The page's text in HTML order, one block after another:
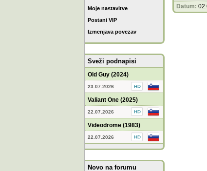
Moje nastavitve
Postani VIP
Izmenjava povezav
Sveži podnapisi
Old Guy (2024)
23.07.2026
Valiant One (2025)
22.07.2026
Videodrome (1983)
22.07.2026
Novo na forumu
Datum: